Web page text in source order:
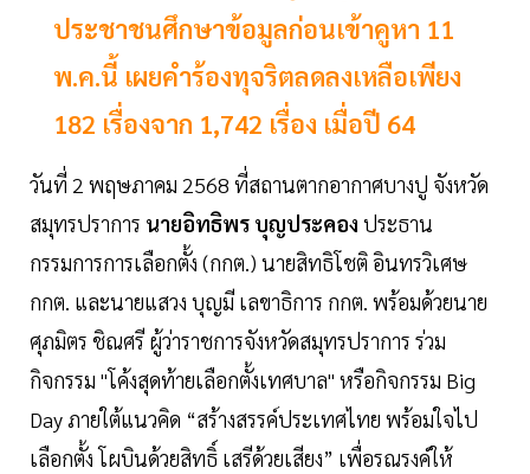
ประชาชนศึกษาข้อมูลก่อนเข้าคูหา 11
พ.ค.นี้ เผยคำร้องทุจริตลดลงเหลือเพียง
182 เรื่องจาก 1,742 เรื่อง เมื่อปี 64
วันที่ 2 พฤษภาคม 2568 ที่สถานตากอากาศบางปู จังหวัด
สมุทรปราการ นายอิทธิพร บุญประคอง ประธาน
กรรมการการเลือกตั้ง (กกต.) นายสิทธิโชติ อินทรวิเศษ
กกต. และนายแสวง บุญมี เลขาธิการ กกต. พร้อมด้วยนาย
ศุภมิตร ชิณศรี ผู้ว่าราชการจังหวัดสมุทรปราการ ร่วม
กิจกรรม "โค้งสุดท้ายเลือกตั้งเทศบาล" หรือกิจกรรม Big
Day ภายใต้แนวคิด “สร้างสรรค์ประเทศไทย พร้อมใจไป
เลือกตั้ง โผบินด้วยสิทธิ์ เสรีด้วยเสียง” เพื่อรณรงค์ให้